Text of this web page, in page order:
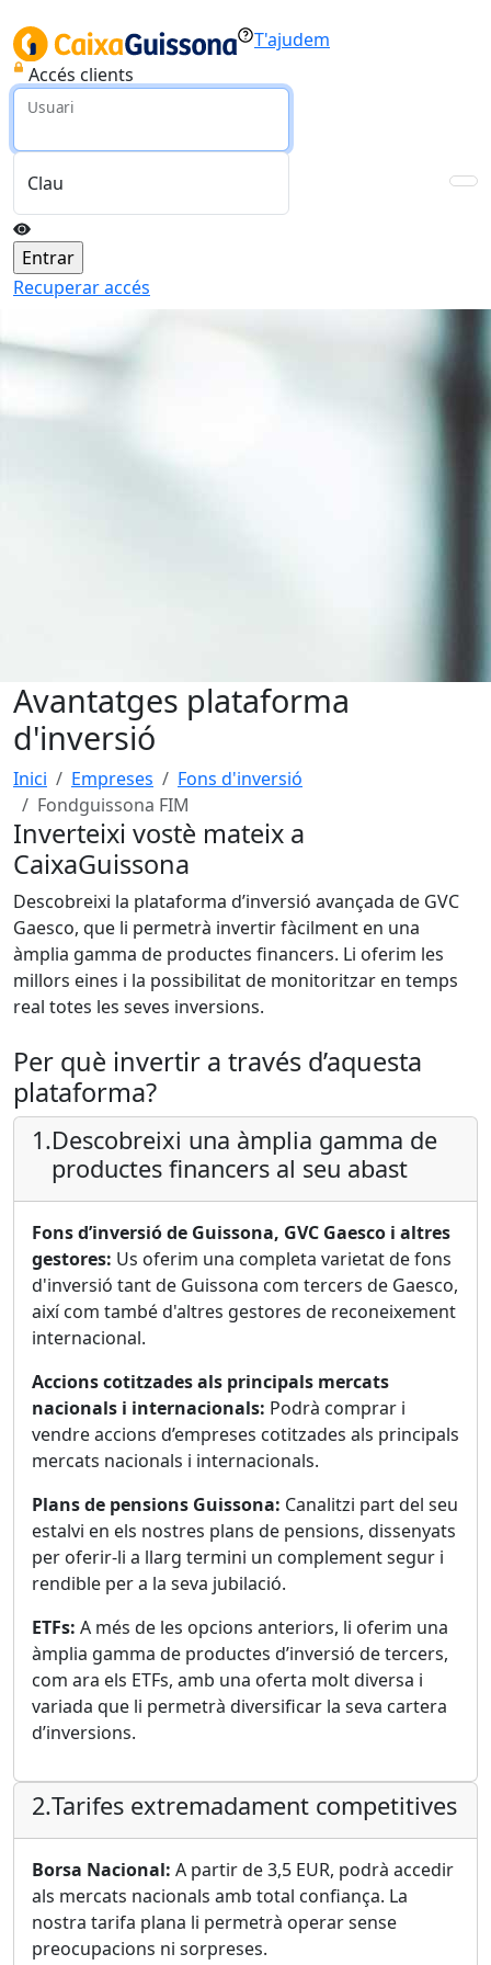
T'ajudem
Accés clients
Usuari
Clau
Recuperar accés
Avantatges plataforma
d'inversió
Inici Empreses
Fons d'inversió
Fondguissona FIM
Inverteixi vostè mateix a
CaixaGuissona
Descobreixi la plataforma d’inversió avançada de GVC
Gaesco, que li permetrà invertir fàcilment en una
àmplia gamma de productes financers. Li oferim les
millors eines i la possibilitat de monitoritzar en temps
real totes les seves inversions.
Per què invertir a través d’aquesta
plataforma?
1.Descobreixi una àmplia gamma de
productes financers al seu abast
Fons d’inversió de Guissona, GVC Gaesco i altres
gestores: Us oferim una completa varietat de fons
d'inversió tant de Guissona com tercers de Gaesco,
així com també d'altres gestores de reconeixement
internacional.
Accions cotitzades als principals mercats
nacionals i internacionals: Podrà comprar i
vendre accions d’empreses cotitzades als principals
mercats nacionals i internacionals.
Plans de pensions Guissona: Canalitzi part del seu
estalvi en els nostres plans de pensions, dissenyats
per oferir-li a llarg termini un complement segur i
rendible per a la seva jubilació.
ETFs: A més de les opcions anteriors, li oferim una
àmplia gamma de productes d’inversió de tercers,
com ara els ETFs, amb una oferta molt diversa i
variada que li permetrà diversificar la seva cartera
d’inversions.
2.Tarifes extremadament competitives
Borsa Nacional: A partir de 3,5 EUR, podrà accedir
als mercats nacionals amb total confiança. La
nostra tarifa plana li permetrà operar sense
preocupacions ni sorpreses.